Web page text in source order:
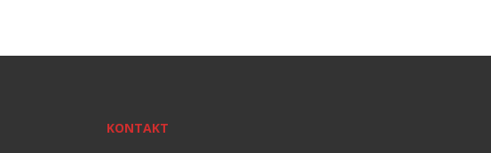
KONTAKT